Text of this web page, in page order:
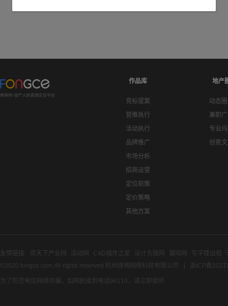
作品库
竞标提案
营推执行
活动执行
品牌推广
市场分析
招商运营
定位前策
定价策略
其他方案
地产
动态
兼职
专业
创意
友情链接: 房天下产业网 活动网 C4D插件之家 设计先锋网 猫啃网 写字楼出租
©2020 fongce.com.All rights reserved 杭州烽格网络科技有限公司
浙ICP备
为了防范电信网络诈骗，如网民接到电话96110，请立即接听